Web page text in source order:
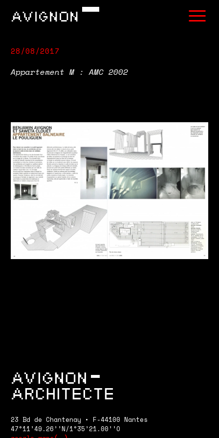
AVIGNON
28/08/2017
Appartement M : AMC 2002
AVIGNON
ARCHITECTE
23 Bd de Chantenay • F-44100 Nantes
47°11’49.26’’N/1°35’21.00’’O